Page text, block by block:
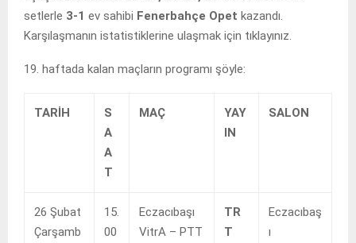
setlerle 3-1 ev sahibi Fenerbahçe Opet kazandı.
Karşılaşmanın istatistiklerine ulaşmak için tıklayınız.
19. haftada kalan maçların programı şöyle:
TARİH
S
A
A
T
MAÇ
YAY
IN
SALON
26 Şubat
Çarşamb
15.
00
Eczacıbaşı
VitrA – PTT
TR
T
Eczacıbaş
ı